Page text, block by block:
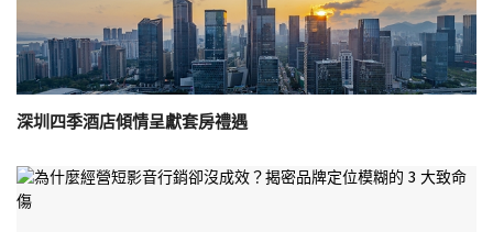
深圳四季酒店傾情呈獻套房禮遇